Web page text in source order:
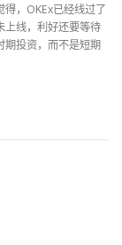
，OKEx已经线过了
上线，利好还要等待
期投资，而不是短期